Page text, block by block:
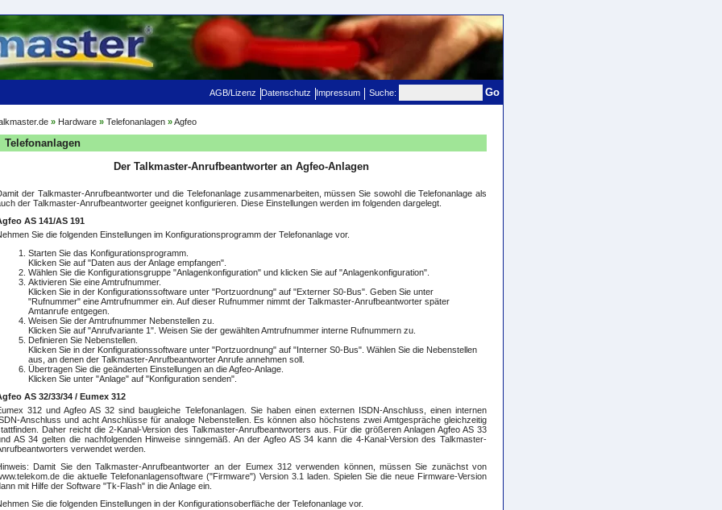
AGB/Lizenz Datenschutz Impressum Suche: Go
» Hardware » Telefonanlagen »Agfeo
Telefonanlagen
Der Talkmaster-Anrufbeantworter an Agfeo-Anlagen
der Talkmaster-Anrufbeantworter und die Telefonanlage zusammenarbeiten, müssen Sie sowohl die Telefonanlage als
der Talkmaster-Anrufbeantworter geeignet konfigurieren. Diese Einstellungen werden im folgenden dargelegt.
AS 141/AS 191
Sie die folgenden Einstellungen im Konfigurationsprogramm der Telefonanlage vor.
Starten Sie das Konfigurationsprogramm.
Klicken Sie auf "Daten aus der Anlage empfangen".
Wählen Sie die Konfigurationsgruppe "Anlagenkonfiguration" und klicken Sie auf "Anlagenkonfiguration".
Aktivieren Sie eine Amtrufnummer.
Klicken Sie in der Konfigurationssoftware unter "Portzuordnung" auf "Externer S0-Bus". Geben Sie unter
"Rufnummer" eine Amtrufnummer ein. Auf dieser Rufnummer nimmt der Talkmaster-Anrufbeantworter später
Amtanrufe entgegen.
Weisen Sie der Amtrufnummer Nebenstellen zu.
Klicken Sie auf "Anrufvariante 1". Weisen Sie der gewählten Amtrufnummer interne Rufnummern zu.
Definieren Sie Nebenstellen.
Klicken Sie in der Konfigurationssoftware unter "Portzuordnung" auf "Interner S0-Bus". Wählen Sie die Nebenstellen
aus, an denen der Talkmaster-Anrufbeantworter Anrufe annehmen soll.
Übertragen Sie die geänderten Einstellungen an die Agfeo-Anlage.
Klicken Sie unter "Anlage" auf "Konfiguration senden".
AS 32/33/34 / Eumex 312
312 und Agfeo AS 32 sind baugleiche Telefonanlagen. Sie haben einen externen ISDN-Anschluss, einen internen
Anschluss und acht Anschlüsse für analoge Nebenstellen. Es können also höchstens zwei Amtgespräche gleichzeitig
Daher reicht die 2-Kanal-Version des Talkmaster-Anrufbeantworters aus. Für die größeren Anlagen Agfeo AS 33
AS 34 gelten die nachfolgenden Hinweise sinngemäß. An der Agfeo AS 34 kann die 4-Kanal-Version des Talkmaster-
verwendet werden.
Damit Sie den Talkmaster-Anrufbeantworter an der Eumex 312 verwenden können, müssen Sie zunächst von
die aktuelle Telefonanlagensoftware ("Firmware") Version 3.1 laden. Spielen Sie die neue Firmware-Version
mit Hilfe der Software "Tk-Flash" in die Anlage ein.
Sie die folgenden Einstellungen in der Konfigurationsoberfläche der Telefonanlage vor.